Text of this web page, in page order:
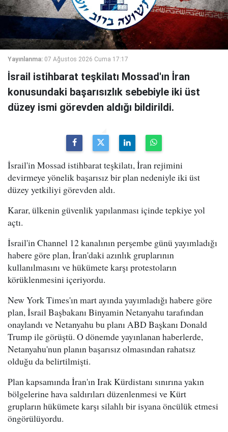
Yayınlanma: 07 Ağustos 2026 Cuma 17:17
İsrail istihbarat teşkilatı Mossad'ın İran
konusundaki başarısızlık sebebiyle iki üst
düzey ismi görevden aldığı bildirildi.
İsrail'in Mossad istihbarat teşkilatı, İran rejimini
devirmeye yönelik başarısız bir plan nedeniyle iki üst
düzey yetkiliyi görevden aldı.
Karar, ülkenin güvenlik yapılanması içinde tepkiye yol
açtı.
İsrail'in Channel 12 kanalının perşembe günü yayımladığı
habere göre plan, İran'daki azınlık gruplarının
kullanılmasını ve hükümete karşı protestoların
körüklenmesini içeriyordu.
New York Times'ın mart ayında yayımladığı habere göre
plan, İsrail Başbakanı Binyamin Netanyahu tarafından
onaylandı ve Netanyahu bu planı ABD Başkanı Donald
Trump ile görüştü. O dönemde yayınlanan haberlerde,
Netanyahu'nun planın başarısız olmasından rahatsız
olduğu da belirtilmişti.
Plan kapsamında İran'ın Irak Kürdistanı sınırına yakın
bölgelerine hava saldırıları düzenlenmesi ve Kürt
grupların hükümete karşı silahlı bir isyana öncülük etmesi
öngörülüyordu.